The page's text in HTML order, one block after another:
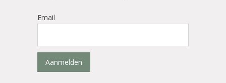
Email
Aanmelden